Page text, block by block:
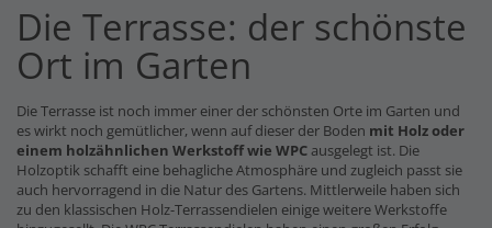
Die Terrasse: der schönste
Ort im Garten
Die Terrasse ist noch immer einer der schönsten Orte im Garten und
es wirkt noch gemütlicher, wenn auf dieser der Boden mit Holz oder
einem holzähnlichen Werkstoff wie WPCausgelegt ist. Die
Holzoptik schafft eine behagliche Atmosphäre und zugleich passt sie
auch hervorragend in die Natur des Gartens. Mittlerweile haben sich
zu den klassischen Holz-Terrassendielen einige weitere Werkstoffe